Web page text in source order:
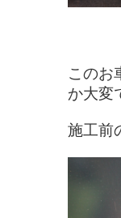
このお
か大変
施工前